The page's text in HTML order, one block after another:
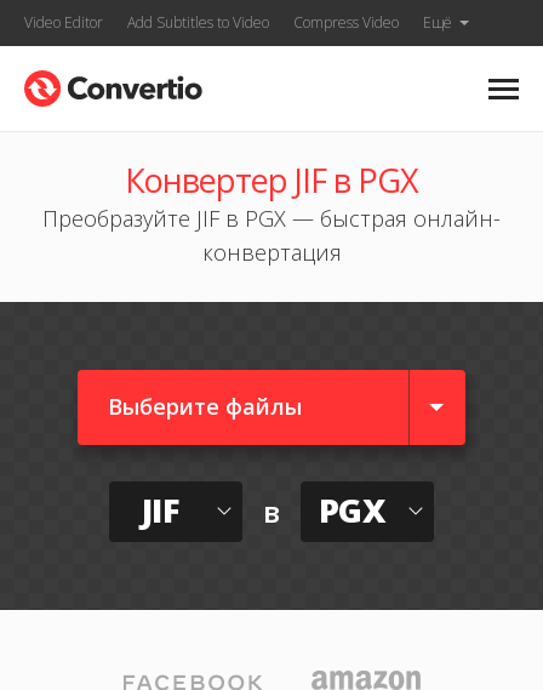
Video Editor Add Subtitles to Video Compress Video Ещё
Конвертер JIF в PGX
Преобразуйте JIF в PGX — быстрая онлайн-
конвертация
Выберите файлы
JIF в PGX